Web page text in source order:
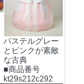
パステルグレー
とピンクが素敵
な古典
■商品番号
kt29s212c292